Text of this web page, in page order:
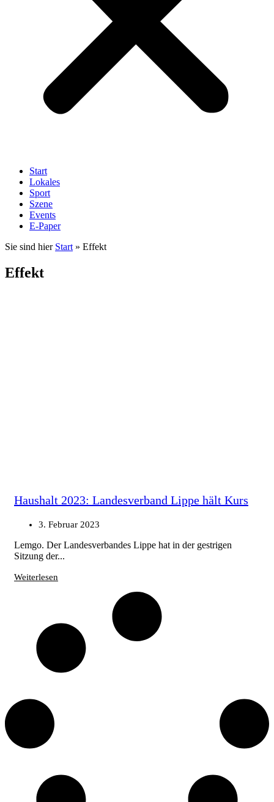
Start
Lokales
Sport
Szene
Events
E-Paper
Sie sind hier Start » Effekt
Effekt
Haushalt 2023: Landesverband Lippe hält Kurs
3. Februar 2023
Lemgo. Der Landesverbandes Lippe hat in der gestrigen
Sitzung der...
Weiterlesen